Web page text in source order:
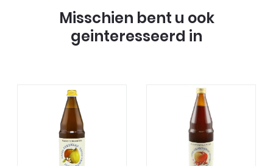
Misschien bent u ook
geinteresseerd in